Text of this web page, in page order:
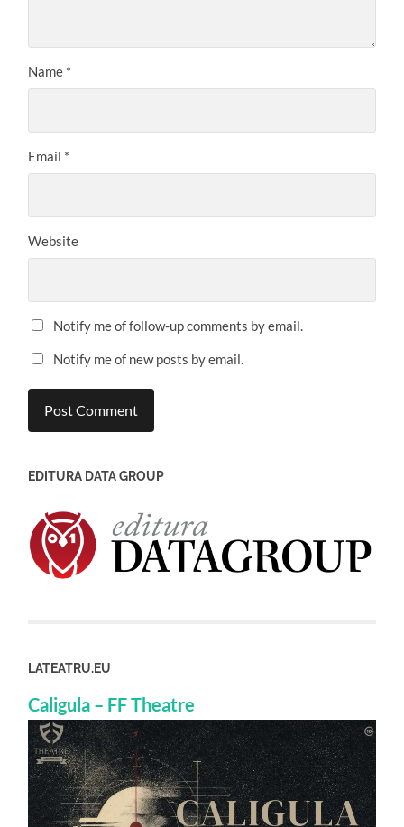
Name *
Email *
Website
Notify me of follow-up comments by email.
Notify me of new posts by email.
EDITURA DATA GROUP
LATEATRU.EU
Caligula – FF Theatre